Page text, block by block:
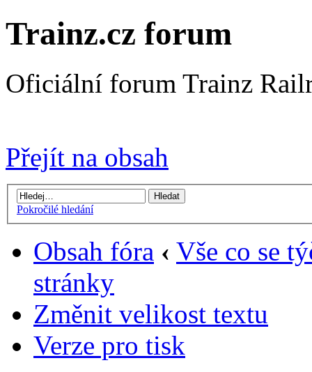
Trainz.cz forum
Oficiální forum Trainz
Přejít na obsah
Pokročilé hledání
Obsah fóra ‹ Vše co se
stránky
Změnit velikost textu
Verze pro tisk